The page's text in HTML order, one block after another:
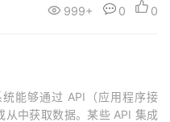
999+ 0 0
能够通过 API（应用程序接
从中获取数据。某些 API 集成